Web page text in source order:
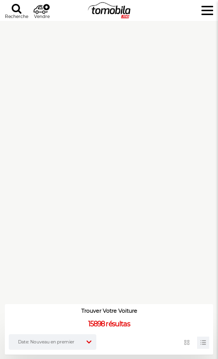
Recherche Vendre
Trouver Votre Voiture
15898résultas
Date: Nouveau en premier